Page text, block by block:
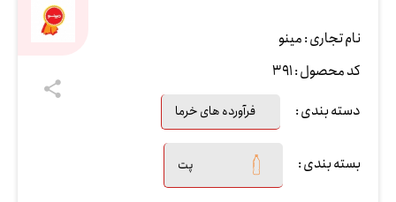
نام تجاری :مینو
کد محصول :391
دسته بندی :
فرآورده های خرما
بسته بندی : پت